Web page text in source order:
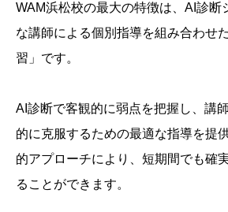
WAM浜松校の最大の特徴は、AI診断
な講師による個別指導を組み合わせ
習」です。
AI診断で客観的に弱点を把握し、講
的に克服するための最適な指導を提
的アプローチにより、短期間でも確
ることができます。